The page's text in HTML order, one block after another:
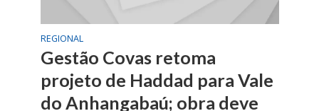
REGIONAL
Gestão Covas retoma
projeto de Haddad para Vale
do Anhangabaú; obra deve